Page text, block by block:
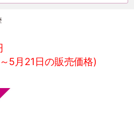
5月21日の販売価格)